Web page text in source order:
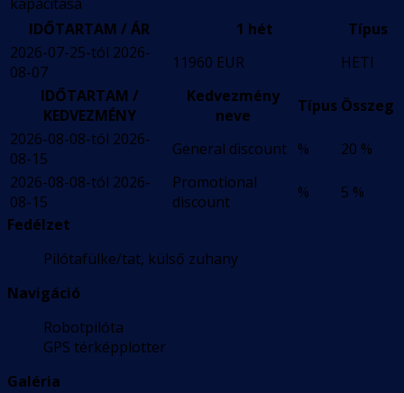
kapacitása
IDŐTARTAM / ÁR
1 hét
Típus
2026-07-25-tól 2026-
08-07
11960 EUR
HETI
IDŐTARTAM /
KEDVEZMÉNY
Kedvezmény
neve
Típus Összeg
2026-08-08-tól 2026-
08-15
General discount %
20 %
2026-08-08-tól 2026-
08-15
Promotional
discount
%
5 %
Fedélzet
Pilótafülke/tat, külső zuhany
Navigáció
Robotpilóta
GPS térképplotter
Galéria